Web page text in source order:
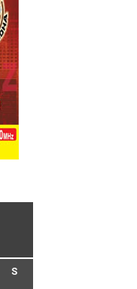
S